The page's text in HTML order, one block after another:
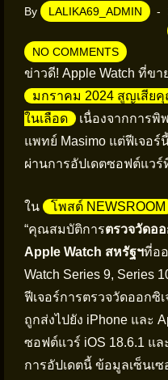
By LALIKA69_ADMIN
NO COMMENTS
ข่าวดี! Apple Watch ที่ข
มกราคม 2024 สูญเสีย
ในเลือด
เนื่องจากการพิ
แพทย์ Masimo แต่ฟีเจอ
ผ่านการอัปเดตซอฟต์แวร์
ใน โพสต์ NEWSROOM
“คุณสมบัติการตรวจวัดอ
Apple Watch สหรัฐฯที่อ
Watch Series 9, Series
ฟีเจอร์การตรวจวัดออกซิ
ถูกส่งไปยัง iPhone และ
ซอฟต์แวร์ iOS 18.6.1 แล
การอัปเดตนี้ ข้อมูลเซ็นเ